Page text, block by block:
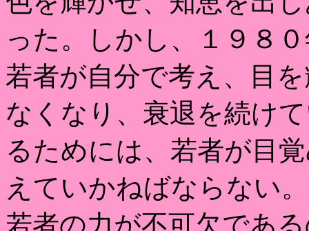
った。しかし、１９８
若者が自分で考え、目
なくなり、衰退を続け
るためには、若者が目
えていかねばならない
若者の力が不可欠であ